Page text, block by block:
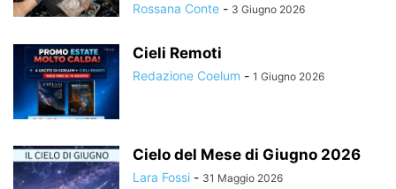
Rossana Conte - 3 Giugno 2026
Cieli Remoti
Redazione Coelum - 1 Giugno 2026
Cielo del Mese di Giugno 2026
Lara Fossi - 31 Maggio 2026